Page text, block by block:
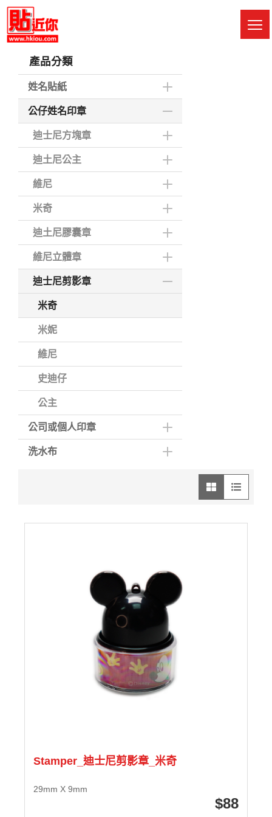
Skip
main
產品分類
姓名貼紙
公仔姓名印章
迪士尼方塊章
迪土尼公主
維尼
米奇
迪土尼膠囊章
維尼立體章
迪士尼剪影章
米奇
米妮
維尼
史迪仔
公主
公司或個人印章
洗水布
圖像模式 列表模式
Stamper_迪士尼剪影章_米奇
29mm X 9mm
88